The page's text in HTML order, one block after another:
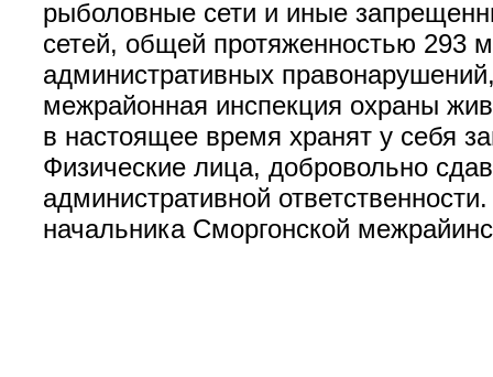
рыболовные сети и иные
сетей, общей протяженностью 293
административных
межрайонная инспекция охраны
в настоящее время хранят у себя
Физические лица, добровольно
административной
начальника Сморгонской